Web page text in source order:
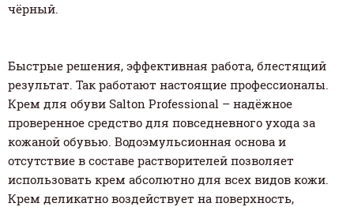
чёрный.
Быстрые решения, эффективная работа, блестящий
результат. Так работают настоящие профессионалы.
Крем для обуви Salton Professional – надёжное
проверенное средство для повседневного ухода за
кожаной обувью. Водоэмульсионная основа и
отсутствие в составе растворителей позволяет
использовать крем абсолютно для всех видов кожи.
Крем деликатно воздействует на поверхность,